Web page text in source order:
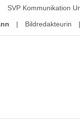
SVP Kommunikation
| Bildredakteurin |